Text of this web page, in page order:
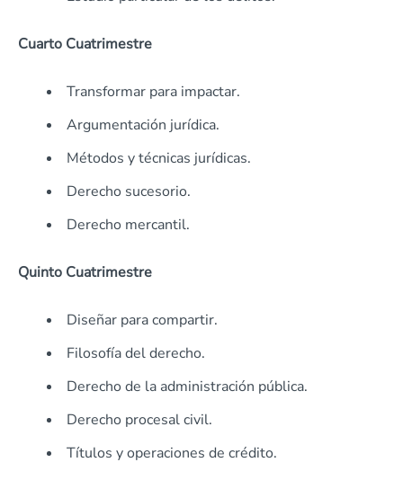
Cuarto Cuatrimestre
Transformar para impactar.
Argumentación jurídica.
Métodos y técnicas jurídicas.
Derecho sucesorio.
Derecho mercantil.
Quinto Cuatrimestre
Diseñar para compartir.
Filosofía del derecho.
Derecho de la administración pública.
Derecho procesal civil.
Títulos y operaciones de crédito.